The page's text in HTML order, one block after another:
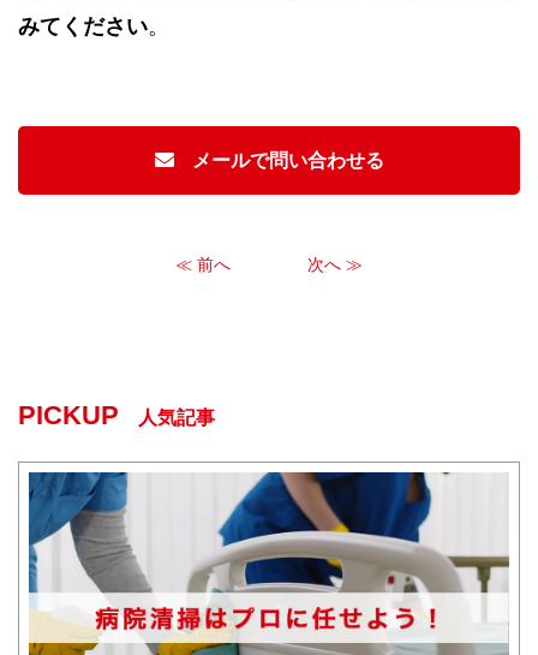
みてください。
メールで問い合わせる
≪ 前へ 次へ ≫
PICKUP 人気記事